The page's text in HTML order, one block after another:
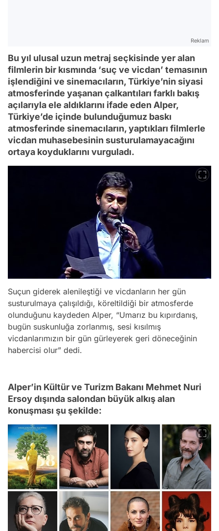
Reklam
Bu yıl ulusal uzun metraj seçkisinde yer alan
filmlerin bir kısmında ‘suç ve vicdan’ temasının
işlendiğini ve sinemacıların, Türkiye’nin siyasi
atmosferinde yaşanan çalkantıları farklı bakış
açılarıyla ele aldıklarını ifade eden Alper,
Türkiye’de içinde bulunduğumuz baskı
atmosferinde sinemacıların, yaptıkları filmlerle
vicdan muhasebesinin susturulamayacağını
ortaya koyduklarını vurguladı.
Suçun giderek alenileştiği ve vicdanların her gün
susturulmaya çalışıldığı, köreltildiği bir atmosferde
olunduğunu kaydeden Alper, “Umarız bu kıpırdanış,
bugün suskunluğa zorlanmış, sesi kısılmış
vicdanlarımızın bir gün gürleyerek geri döneceğinin
habercisi olur” dedi.
Alper’in Kültür ve Turizm Bakanı Mehmet Nuri
Ersoy dışında salondan büyük alkış alan
konuşması şu şekilde: